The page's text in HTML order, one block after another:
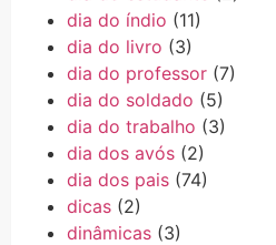
dia do índio (11)
dia do livro (3)
dia do professor (7)
dia do soldado (5)
dia do trabalho (3)
dia dos avós (2)
dia dos pais (74)
dicas (2)
dinâmicas (3)